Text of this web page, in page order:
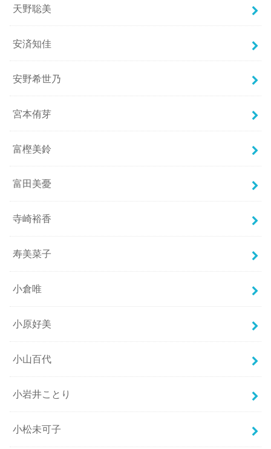
天野聡美
安済知佳
安野希世乃
宮本侑芽
富樫美鈴
富田美憂
寺崎裕香
寿美菜子
小倉唯
小原好美
小山百代
小岩井ことり
小松未可子